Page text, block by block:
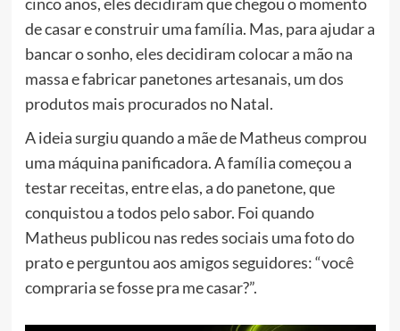
de casar e construir uma família. Mas, para ajudar a
bancar o sonho, eles decidiram colocar a mão na
massa e fabricar panetones artesanais, um dos
produtos mais procurados no Natal.
A ideia surgiu quando a mãe de Matheus comprou
uma máquina panificadora. A família começou a
testar receitas, entre elas, a do panetone, que
conquistou a todos pelo sabor. Foi quando
Matheus publicou nas redes sociais uma foto do
prato e perguntou aos amigos seguidores:“você
compraria se fosse pra me casar?”.